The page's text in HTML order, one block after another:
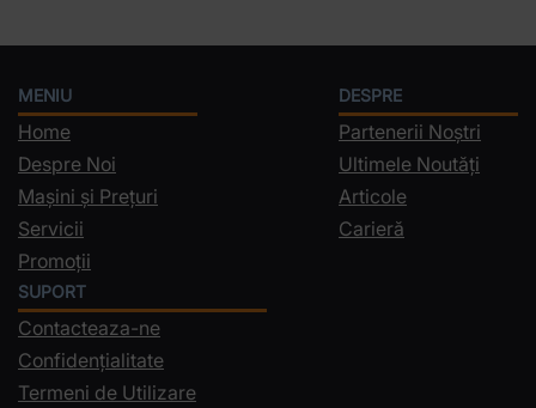
MENIU
Home
Despre Noi
Mașini și Prețuri
Servicii
Promoții
DESPRE
Partenerii Noștri
Ultimele Noutăți
Articole
Carieră
SUPORT
Contacteaza-ne
Confidențialitate
Termeni de Utilizare